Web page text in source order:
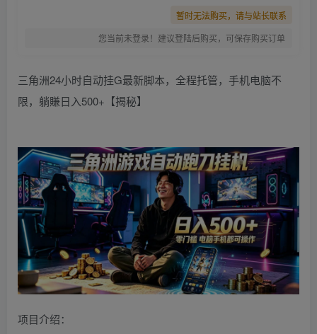
暂时无法购买，请与站长联系
您当前未登录！建议登陆后购买，可保存购买订单
三角洲24小时自动挂G最新脚本，全程托管，手机电脑不
限，躺賺日入500+【揭秘】
项目介绍：